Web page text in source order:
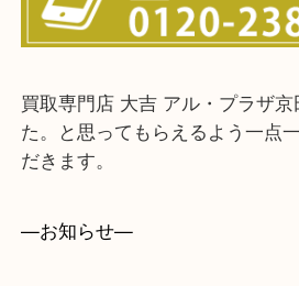
上記に記載がないエリアでも
・ご来店前に確認しておきた
をください。